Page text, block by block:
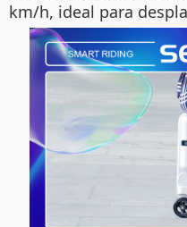
km/h, ideal para